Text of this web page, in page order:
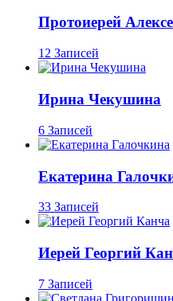
Протоиерей
12 Записей
Ирина Чекушина
6 Записей
Екатерина
33 Записей
Иерей Георгий
7 Записей